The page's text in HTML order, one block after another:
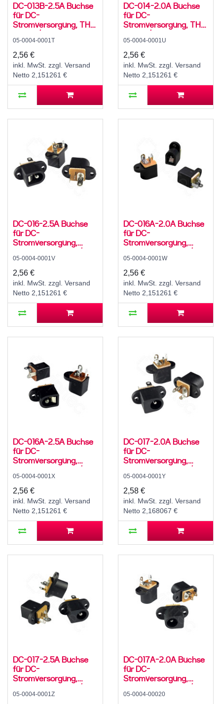
DC-013B-2.5A Buchse
für DC-
Stromversorgung, THT,
für 5,5 / 2,5 mm
Hohlstecker, 30 V, 500
mA, 0°, -20..70 °C
05-0004-0001T
2,56 €
inkl. MwSt. zzgl. Versand
Netto 2,151261 €
DC-014-2.0A Buchse
für DC-
Stromversorgung, THT,
für 5,5 / 2,1 mm
Hohlstecker, 30 V, 500
mA, 0°, -20..70 °C
05-0004-0001U
2,56 €
inkl. MwSt. zzgl. Versand
Netto 2,151261 €
DC-016-2.5A Buchse
für DC-
Stromversorgung,
Lötfahnen, für 5,5 / 2,5
mm Hohlstecker, 30 V,
500 mA, 0°, -20..70 °C
05-0004-0001V
2,56 €
inkl. MwSt. zzgl. Versand
Netto 2,151261 €
DC-016A-2.0A Buchse
für DC-
Stromversorgung,
Lötfahnen, für 5,5 / 2,1
mm Hohlstecker, 30 V,
500 mA, 0°, -20..70 °C
05-0004-0001W
2,56 €
inkl. MwSt. zzgl. Versand
Netto 2,151261 €
DC-016A-2.5A Buchse
für DC-
Stromversorgung,
Lötfahnen, für 5,5 / 2,5
mm Hohlstecker, 30 V,
500 mA, 0°, -20..70 °C
05-0004-0001X
2,56 €
inkl. MwSt. zzgl. Versand
Netto 2,151261 €
DC-017-2.0A Buchse
für DC-
Stromversorgung,
Lötfahnen, für 5,5 / 2,1
mm Hohlstecker, 30 V,
500 mA, 0°, -20..70 °C
05-0004-0001Y
2,58 €
inkl. MwSt. zzgl. Versand
Netto 2,168067 €
DC-017-2.5A Buchse
für DC-
Stromversorgung,
Lötfahnen, für 5,5 / 2,5
mm Hohlstecker, 30 V,
05-0004-0001Z
DC-017A-2.0A Buchse
für DC-
Stromversorgung,
Lötfahnen, für 5,5 / 2,1
mm Hohlstecker, 30 V,
05-0004-00020